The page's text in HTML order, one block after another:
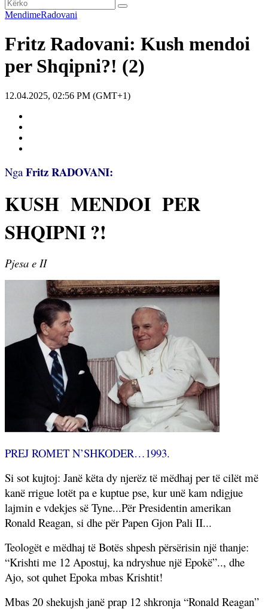
MendimeRadovani
Fritz Radovani: Kush mendoi
per Shqipni?! (2)
12.04.2025, 02:56 PM (GMT+1)
Nga Fritz RADOVANI:
KUSH MENDOI PER
SHQIPNI ?!
Pjesa e II
PREJ ROMET N’SHKODER…1993.
Si sot kujtoj: Janë këta dy njerëz të mëdhaj per të cilët më
kanë rrigue lotët pa e kuptue pse, kur unë kam ndigjue
lajmin e vdekjes së Tyne...Për Presidentin amerikan
Ronald Reagan, si dhe për Papen Gjon Pali II...
Teologët e mëdhaj të Botës shpesh përsërisin një thanje:
“Krishti me 12 Apostuj, ka ndryshue një Epokë”.., dhe
Ajo, sot quhet Epoka mbas Krishtit!
Mbas 20 shekujsh janë prap 12 shkronja “Ronald Reagan”